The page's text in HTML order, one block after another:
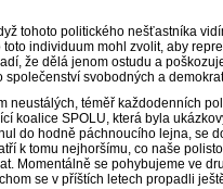
tohoto politického nešťastníka
toto individuum mohl zvolit, aby
že dělá jenom ostudu a
společenství svobodných a
neustálých, téměř každodenních
koalice SPOLU, která byla
do hodně páchnoucího lejna, se
k tomu nejhoršímu, co naše
Momentálně se pohybujeme ve
se v příštích letech propadli